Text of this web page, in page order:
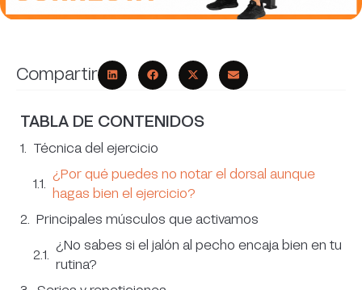
Compartir
TABLA DE CONTENIDOS
Técnica del ejercicio
¿Por qué puedes no notar el dorsal aunque
hagas bien el ejercicio?
Principales músculos que activamos
¿No sabes si el jalón al pecho encaja bien en tu
rutina?